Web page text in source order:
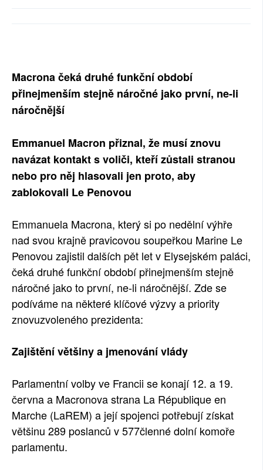
Macrona čeká druhé funkční období
přinejmenším stejně náročné jako první, ne-li
náročnější
Emmanuel Macron přiznal, že musí znovu
navázat kontakt s voliči, kteří zůstali stranou
nebo pro něj hlasovali jen proto, aby
zablokovali Le Penovou
Emmanuela Macrona, který si po nedělní výhře
nad svou krajně pravicovou soupeřkou Marine Le
Penovou zajistil dalších pět let v Elysejském paláci,
čeká druhé funkční období přinejmenším stejně
náročné jako to první, ne-li náročnější. Zde se
podíváme na některé klíčové výzvy a priority
znovuzvoleného prezidenta:
Zajištění většiny a jmenování vlády
Parlamentní volby ve Francii se konají 12. a 19.
června a Macronova strana La République en
Marche (LaREM) a její spojenci potřebují získat
většinu 289 poslanců v 577členné dolní komoře
parlamentu.